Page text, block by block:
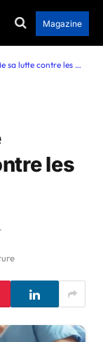
Magazine
contre les maladies rares
les